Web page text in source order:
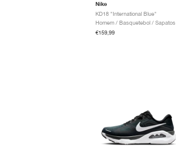
Nike
KD18 "International Blue"
Homem / Basquetebol / Sapatos
€159,99